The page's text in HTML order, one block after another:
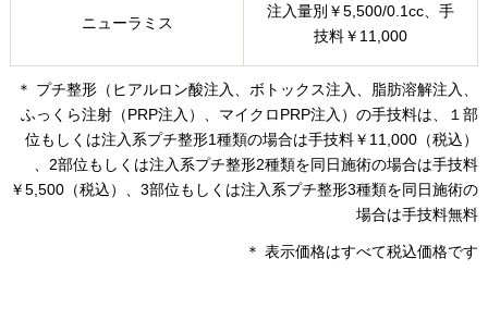
ニューラミス
注入量別￥5,500/0.1cc、手
技料￥11,000
＊ プチ整形（ヒアルロン酸注入、ボトックス注入、脂肪溶解注入、
ふっくら注射（PRP注入）、マイクロPRP注入）の手技料は、１部
位もしくは注入系プチ整形1種類の場合は手技料￥11,000（税込）
、2部位もしくは注入系プチ整形2種類を同日施術の場合は手技料
￥5,500（税込）、3部位もしくは注入系プチ整形3種類を同日施術の
場合は手技料無料
＊ 表示価格はすべて税込価格です